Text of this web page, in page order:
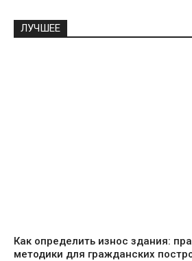
ЛУЧШЕЕ
Как определить износ здания:
методики для гражданских